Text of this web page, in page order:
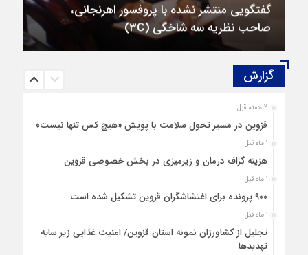
گفتگویی منتشر نشده با پروفسور اهرنجانی،
صاحب نظریه سه‌ شاخگی (۳C)
گزارش‌
2 هفته قبل
قزوین در مسیر تحول سلامت با پویش «هیچ‌ کس تنها نیست»
1 ماه قبل
هزینه‌ گزاف درمان و زیرمیزی در بخش خصوصی قزوین
1 ماه قبل
۹۰۰ پرونده برای اغتشاشگران قزوین تشکیل شده است
1 ماه قبل
تجلیل از کشاورزان نمونه استان قزوین/ امنیت غذایی زیر سایه
تهدیدها